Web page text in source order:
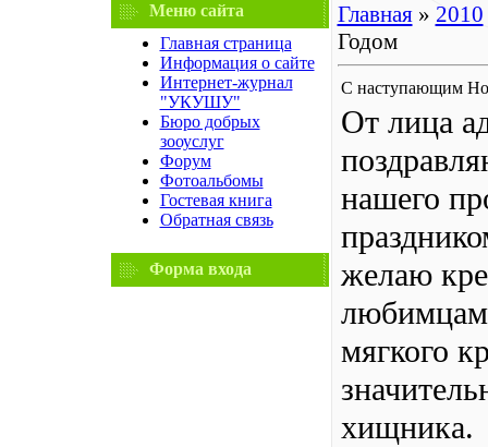
Меню сайта
Главная страница
Информация о сайте
Интернет-журнал
"УКУШУ"
Бюро добрых
зооуслуг
Форум
Фотоальбомы
Гостевая книга
Обратная связь
Форма входа
Главная» 2010
Годом
С наступающим
От лица
нашего
желаю
мягкого
хищника.